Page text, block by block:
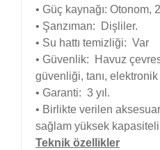
• Güç kaynağı: Otonom,
• Şanzıman: Dişliler.
• Su hattı temizliği: Var
• Güvenlik: Havuz
güvenliği, tanı, elektronik
• Garanti: 3 yıl.
• Birlikte verilen
sağlam yüksek kapasiteli
Teknik özellikler